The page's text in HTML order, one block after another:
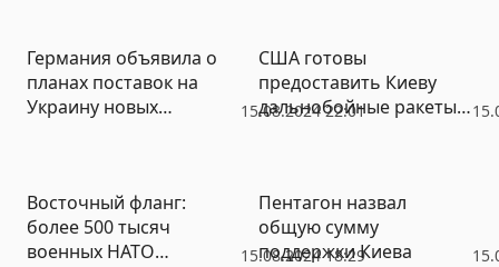
15.08.2024 22:01
Германия объявила о
планах поставок на
Украину новых
США готовы
предоставить Киеву
дальнобойные ракеты
15.08.2024 18:29
Восточный фланг:
более 500 тысяч
военных НАТО
Пентагон назвал
общую сумму
поддержки Киева